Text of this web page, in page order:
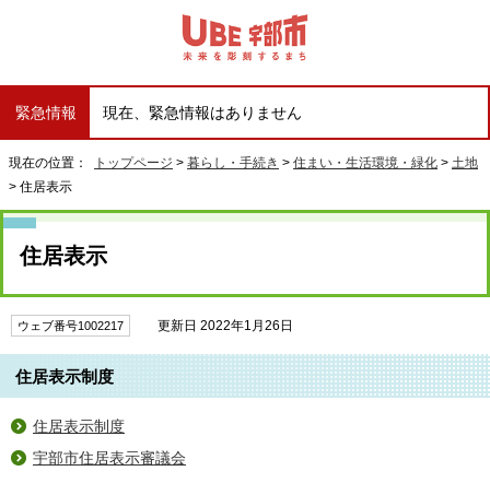
緊急情報 現在、緊急情報はありません
現在の位置： トップページ > 暮らし・手続き > 住まい・生活環境・緑化 > 土地
> 住居表示
住居表示
ウェブ番号1002217 更新日 2022年1月26日
住居表示制度
住居表示制度
宇部市住居表示審議会